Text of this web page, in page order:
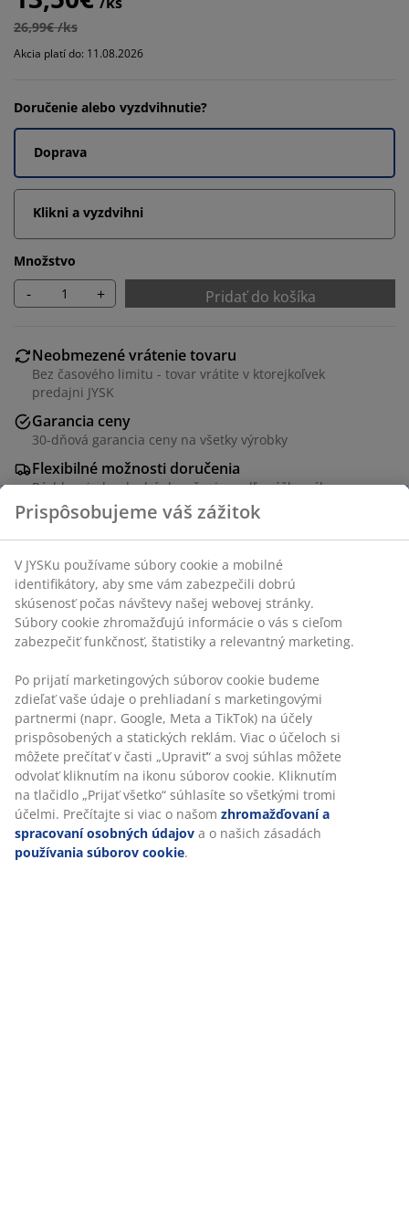
26,99€ /ks
Akcia platí do: 11.08.2026
Doručenie alebo vyzdvihnutie?
Doprava
Klikni a vyzdvihni
Množstvo
- + Pridať do košíka
Neobmezené vrátenie tovaru
Bez časového limitu - tovar vrátite v ktorejkoľvek
predajni JYSK
Garancia ceny
30-dňová garancia ceny na všetky výrobky
Flexibilné možnosti doručenia
Rýchle a jednoduché doručenie podľa vášho výberu
Kôš vyrobený z papiera, morskej trávy a ocele. S
rukoväťami, ktoré uľahčujú premiestňovanie. Praktické
a štýlové riešenie pre ukladanie domácich predmetov.
Š29 x D39 x V15 cm
SKU: 4912822
Špecifikácie
Hodnotenia
(2)
Prispôsobujeme váš zážitok
V JYSKu používame súbory cookie a mobilné
identifikátory, aby sme vám zabezpečili dobrú
skúsenosť počas návštevy našej webovej stránky.
Súbory cookie zhromažďujú informácie o vás s cieľom
zabezpečiť funkčnosť, štatistiky a relevantný marketing.
Po prijatí marketingových súborov cookie budeme
zdieľať vaše údaje o prehliadaní s marketingovými
partnermi (napr. Google, Meta a TikTok) na účely
prispôsobených a statických reklám. Viac o účeloch si
môžete prečítať v časti „Upraviť“ a svoj súhlas môžete
odvolať kliknutím na ikonu súborov cookie. Kliknutím
na tlačidlo „Prijať všetko“ súhlasíte so všetkými tromi
účelmi. Prečítajte si viac o našom zhromažďovaní a
spracovaní osobných údajov a o našich zásadách
používania súborov cookie.